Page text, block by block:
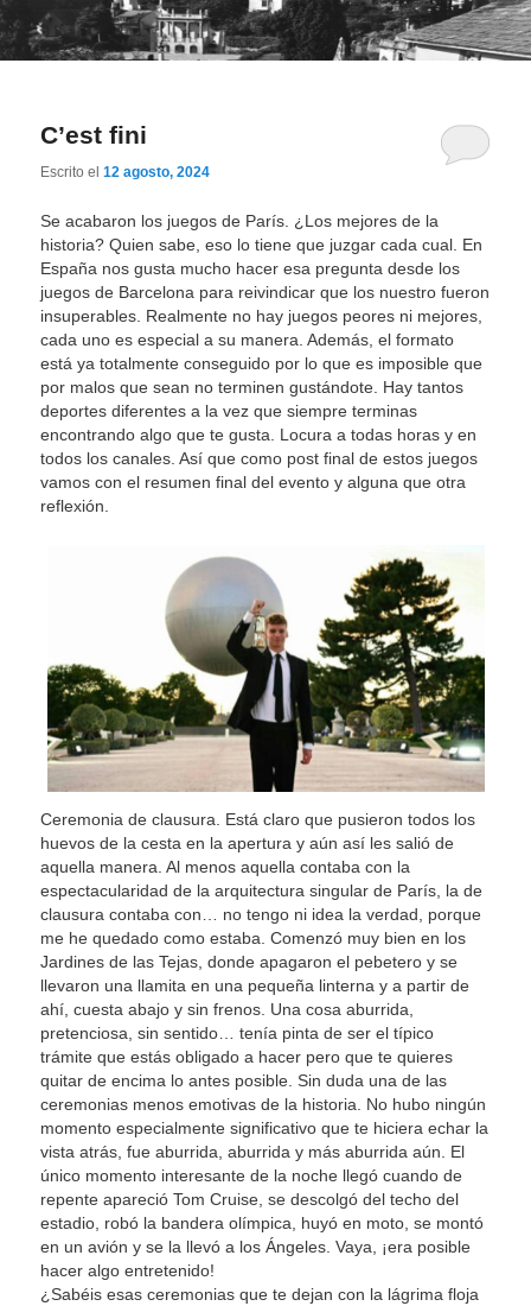
C’est fini
Escrito el12 agosto, 2024
Se acabaron los juegos de París. ¿Los mejores de la
historia? Quien sabe, eso lo tiene que juzgar cada cual. En
España nos gusta mucho hacer esa pregunta desde los
juegos de Barcelona para reivindicar que los nuestro fueron
insuperables. Realmente no hay juegos peores ni mejores,
cada uno es especial a su manera. Además, el formato
está ya totalmente conseguido por lo que es imposible que
por malos que sean no terminen gustándote. Hay tantos
deportes diferentes a la vez que siempre terminas
encontrando algo que te gusta. Locura a todas horas y en
todos los canales. Así que como post final de estos juegos
vamos con el resumen final del evento y alguna que otra
reflexión.
Ceremonia de clausura. Está claro que pusieron todos los
huevos de la cesta en la apertura y aún así les salió de
aquella manera. Al menos aquella contaba con la
espectacularidad de la arquitectura singular de París, la de
clausura contaba con… no tengo ni idea la verdad, porque
me he quedado como estaba. Comenzó muy bien en los
Jardines de las Tejas, donde apagaron el pebetero y se
llevaron una llamita en una pequeña linterna y a partir de
ahí, cuesta abajo y sin frenos. Una cosa aburrida,
pretenciosa, sin sentido… tenía pinta de ser el típico
trámite que estás obligado a hacer pero que te quieres
quitar de encima lo antes posible. Sin duda una de las
ceremonias menos emotivas de la historia. No hubo ningún
momento especialmente significativo que te hiciera echar la
vista atrás, fue aburrida, aburrida y más aburrida aún. El
único momento interesante de la noche llegó cuando de
repente apareció Tom Cruise, se descolgó del techo del
estadio, robó la bandera olímpica, huyó en moto, se montó
en un avión y se la llevó a los Ángeles. Vaya, ¡era posible
hacer algo entretenido!
¿Sabéis esas ceremonias que te dejan con la lágrima floja